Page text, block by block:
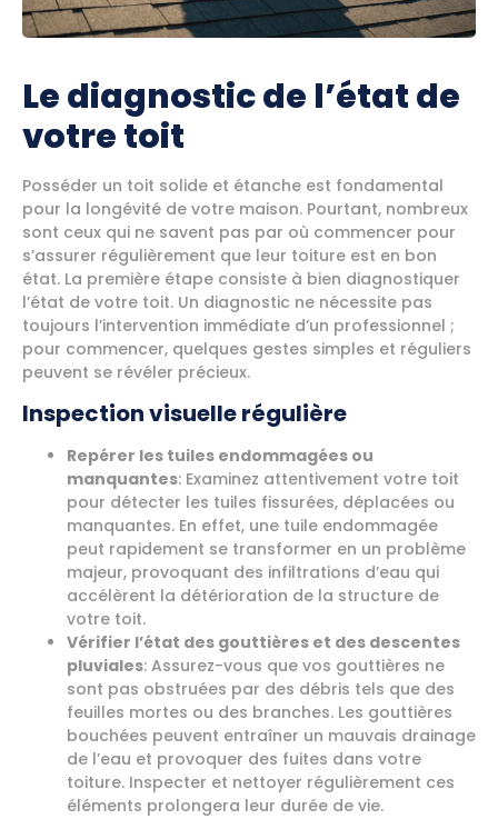
Le diagnostic de l’état de
votre toit
Posséder un toit solide et étanche est fondamental
pour la longévité de votre maison. Pourtant, nombreux
sont ceux qui ne savent pas par où commencer pour
s’assurer régulièrement que leur toiture est en bon
état. La première étape consiste à bien diagnostiquer
l’état de votre toit. Un diagnostic ne nécessite pas
toujours l’intervention immédiate d’un professionnel ;
pour commencer, quelques gestes simples et réguliers
peuvent se révéler précieux.
Inspection visuelle régulière
Repérer les tuiles endommagées ou
manquantes: Examinez attentivement votre toit
pour détecter les tuiles fissurées, déplacées ou
manquantes. En effet, une tuile endommagée
peut rapidement se transformer en un problème
majeur, provoquant des infiltrations d’eau qui
accélèrent la détérioration de la structure de
votre toit.
Vérifier l’état des gouttières et des descentes
pluviales: Assurez-vous que vos gouttières ne
sont pas obstruées par des débris tels que des
feuilles mortes ou des branches. Les gouttières
bouchées peuvent entraîner un mauvais drainage
de l’eau et provoquer des fuites dans votre
toiture. Inspecter et nettoyer régulièrement ces
éléments prolongera leur durée de vie.